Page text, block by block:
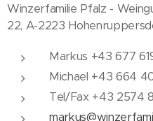
Winzerfamilie Pfalz -
22, A-2223
Markus +43 677
Michael +43 664
Tel/Fax +43 2574